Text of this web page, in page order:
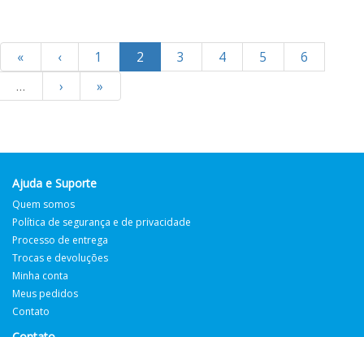
« ‹ 1 2 3 4 5
6
…
› »
Ajuda e Suporte
Quem somos
Política de segurança e de privacidade
Processo de entrega
Trocas e devoluções
Minha conta
Meus pedidos
Contato